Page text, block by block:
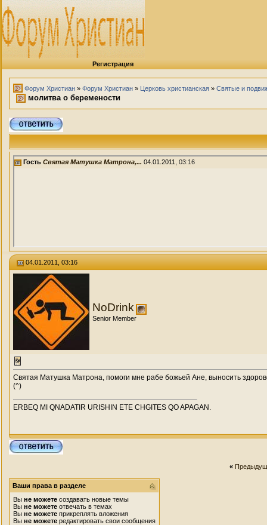
Регистрация
Форум Христиан » Форум Христиан » Церковь христианская » Святые и
молитва о беремености
Гость Святая Матушка Матрона,... 04.01.2011, 03:16
04.01.2011, 03:16
NoDrink
Senior Member
Святая Матушка Матрона, помоги мне рабе божьей Ане, выносить
(^)
ERBEQ MI QNADATIR URISHIN ETE CHGITES QO APAGAN.
«
Ваши права в разделе
Вы не можете создавать новые темы
Вы не можете отвечать в темах
Вы не можете прикреплять вложения
Вы не можете редактировать свои сообщения